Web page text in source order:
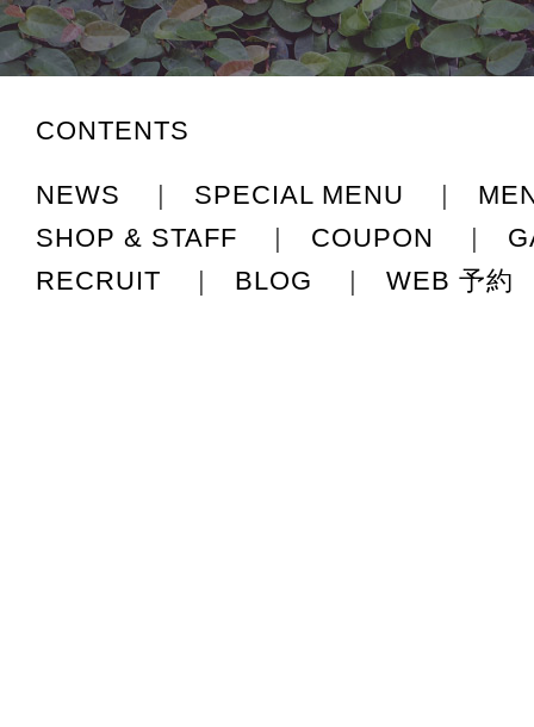
CONTENTS
NEWS | SPECIAL MENU |
SHOP & STAFF
| COUPON |
RECRUIT
| BLOG | WEB 予約